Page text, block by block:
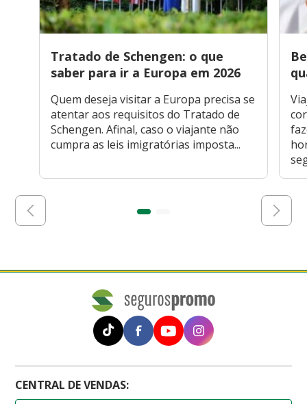
Tratado de Schengen: o que
saber para ir a Europa em 2026
Quem deseja visitar a Europa precisa se
atentar aos requisitos do Tratado de
Schengen. Afinal, caso o viajante não
cumpra as leis imigratórias imposta...
CENTRAL DE VENDAS: